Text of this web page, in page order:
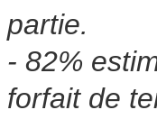
partie.
- 82%
forfait de